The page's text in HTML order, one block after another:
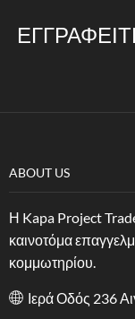
ABOUT US
Η Kapa Project
καινοτόμα
κομμωτηρίου.
Ιερά Οδός 236